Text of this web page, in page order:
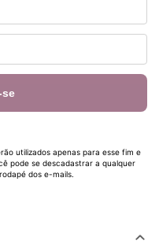
se
utilizados apenas para esse fim e
pode se descadastrar a qualquer
dos e-mails.